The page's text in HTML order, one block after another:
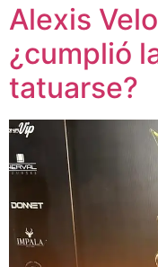
Alexis
¿cumplió
tatuarse?